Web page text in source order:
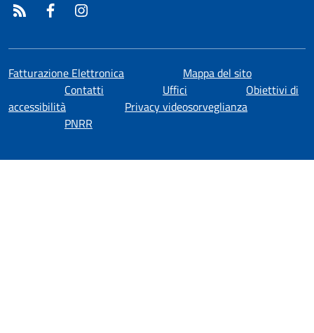
RSS Facebook
Fatturazione Elettronica
Mappa del sito
Contatti
Uffici
Obiettivi di
accessibilità
Privacy videosorveglianza
PNRR